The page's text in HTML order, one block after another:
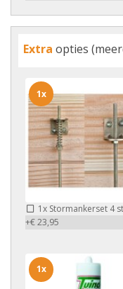
Extra opties
1x Stormankerset 4
+€ 23,95
1x
1x